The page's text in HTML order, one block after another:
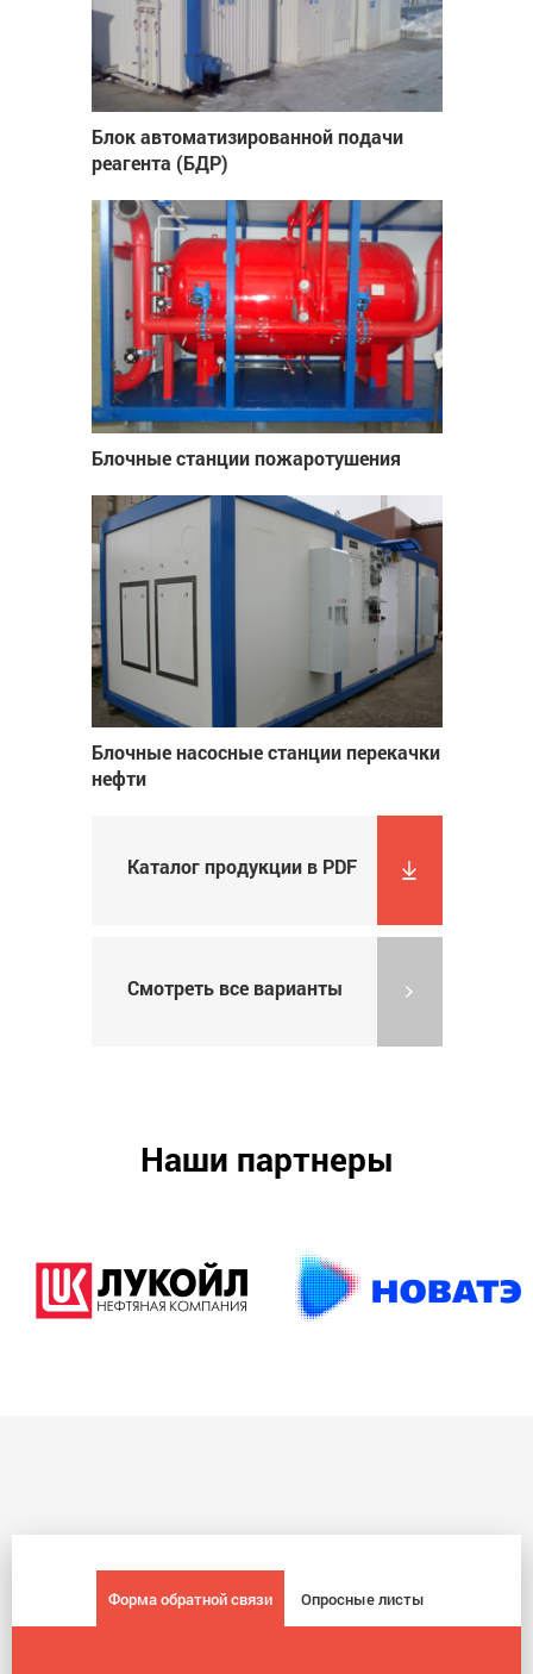
Блок автоматизированной подачи
реагента (БДР)
Блочные станции пожаротушения
Блочные насосные станции перекачки
нефти
Каталог продукции в PDF
Смотреть все варианты
Наши партнеры
Форма обратной связи Опросные листы